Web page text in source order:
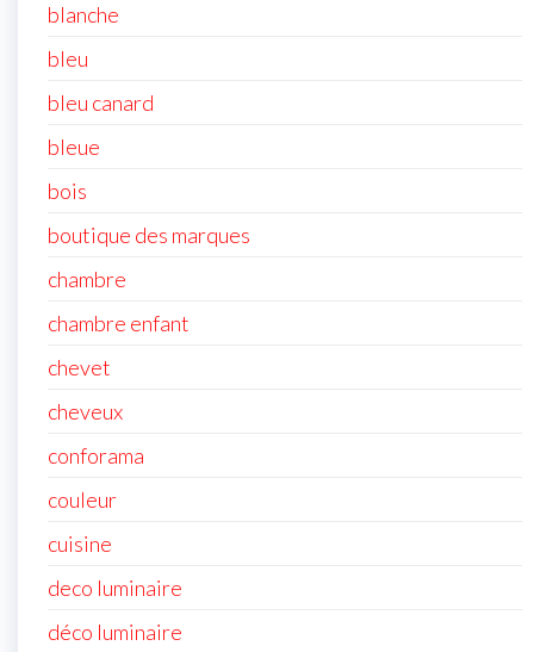
blanche
bleu
bleu canard
bleue
bois
boutique des marques
chambre
chambre enfant
chevet
cheveux
conforama
couleur
cuisine
deco luminaire
déco luminaire